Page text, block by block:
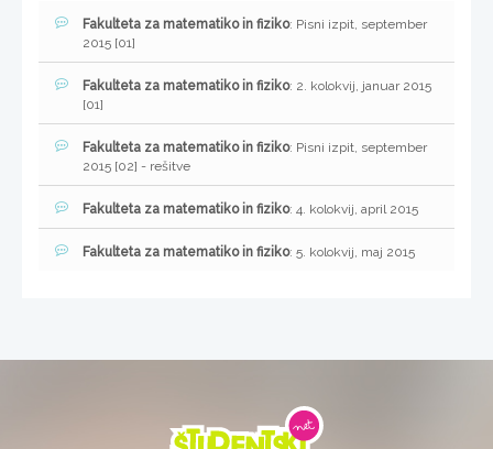
Fakulteta za matematiko in fiziko: Pisni izpit, september
2015 [01]
Fakulteta za matematiko in fiziko: 2. kolokvij, januar 2015
[01]
Fakulteta za matematiko in fiziko: Pisni izpit, september
2015 [02] - rešitve
Fakulteta za matematiko in fiziko: 4. kolokvij, april 2015
Fakulteta za matematiko in fiziko: 5. kolokvij, maj 2015